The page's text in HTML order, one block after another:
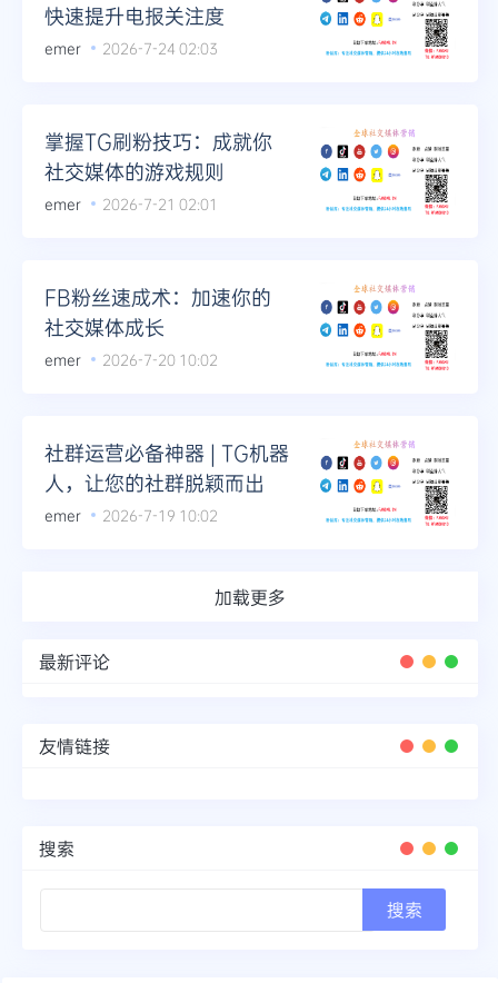
快速提升电报关注度
emer 2026-7-24 02:03
掌握TG刷粉技巧：成就你
社交媒体的游戏规则
emer 2026-7-21 02:01
FB粉丝速成术：加速你的
社交媒体成长
emer 2026-7-20 10:02
社群运营必备神器 | TG机器
人，让您的社群脱颖而出
emer 2026-7-19 10:02
加载更多
最新评论
友情链接
搜索